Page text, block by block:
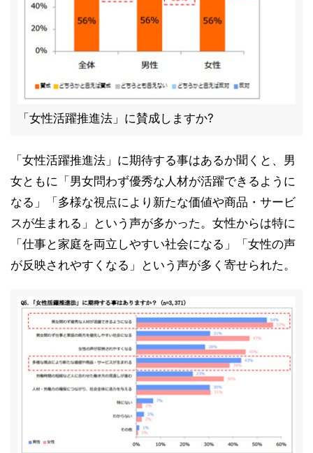
「女性活躍推進法」に賛成しますか?
「女性活躍推進法」に期待する事はあるか聞くと、男
女ともに「男女問わず優秀な人材が活躍できるように
なる」「多様な視点により新たな価値や商品・サービ
スが生まれる」という声が多かった。女性からは特に
「仕事と家庭を両立しやすい社会になる」「女性の声
が反映されやすくなる」という声が多く寄せられた。